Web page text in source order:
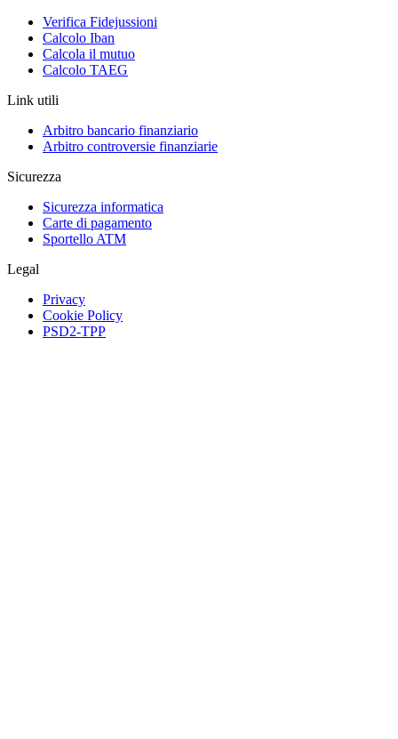
Verifica Fidejussioni
Calcolo Iban
Calcola il mutuo
Calcolo TAEG
Link utili
Arbitro bancario finanziario
Arbitro controversie finanziarie
Sicurezza
Sicurezza informatica
Carte di pagamento
Sportello ATM
Legal
Privacy
Cookie Policy
PSD2-TPP